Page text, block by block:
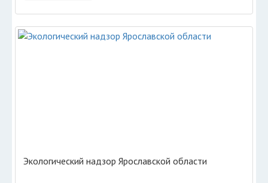
Экологический надзор Ярославской области